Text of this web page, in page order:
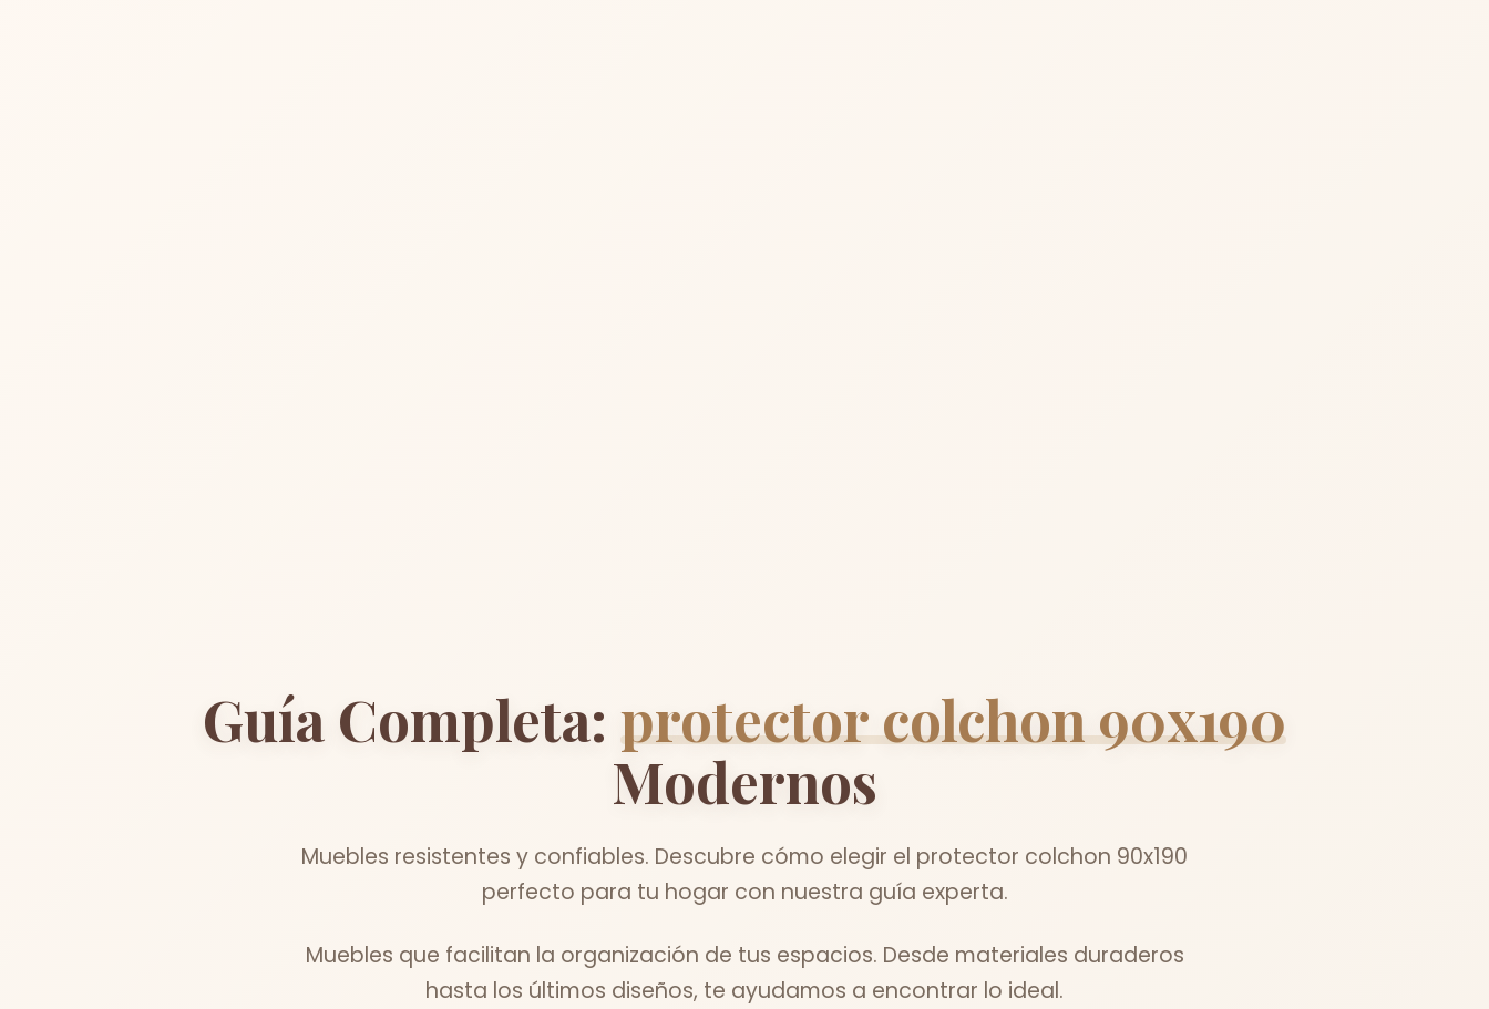
Guía Completa: protector colchon 90x190
Modernos
Muebles resistentes y confiables. Descubre cómo elegir el protector colchon 90x190
perfecto para tu hogar con nuestra guía experta.
Muebles que facilitan la organización de tus espacios. Desde materiales duraderos
hasta los últimos diseños, te ayudamos a encontrar lo ideal.